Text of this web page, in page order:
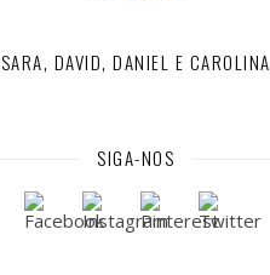
SARA, DAVID, DANIEL E CAROLINA
SIGA-NOS